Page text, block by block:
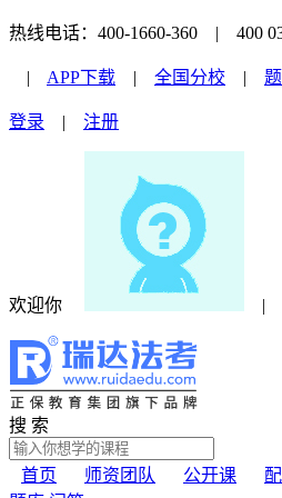
热线电话：400-1660-360 | 400
| APP下载 | 全国分校 |
登录 | 注册
欢迎你 |
搜 索
首页 师资团队 公开课